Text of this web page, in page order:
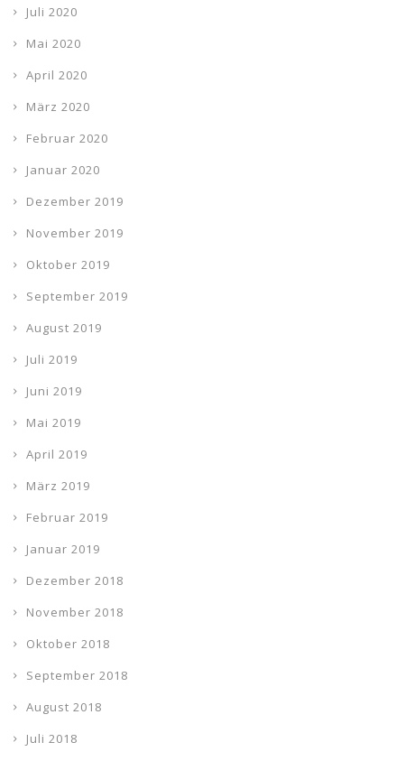
Juli 2020
Mai 2020
April 2020
März 2020
Februar 2020
Januar 2020
Dezember 2019
November 2019
Oktober 2019
September 2019
August 2019
Juli 2019
Juni 2019
Mai 2019
April 2019
März 2019
Februar 2019
Januar 2019
Dezember 2018
November 2018
Oktober 2018
September 2018
August 2018
Juli 2018